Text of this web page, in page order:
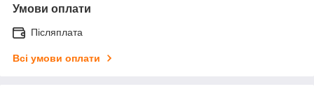
Умови оплати
Післяплата
Всі умови оплати